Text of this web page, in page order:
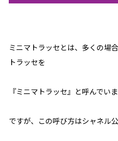
ミニマトラッセとは、多くの場
トラッセを
『ミニマトラッセ』と呼んでいま
ですが、この呼び方はシャネル